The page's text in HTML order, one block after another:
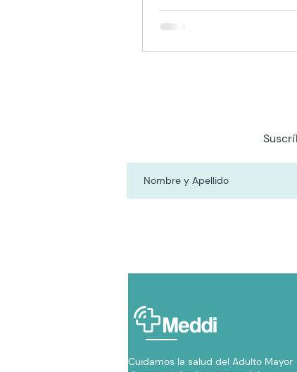
comúnmente conocidas
o úlceras por presión.
con movilidad reducida, la
evolucionar, en cuestión
Cuidamos la salud del Adulto Mayor